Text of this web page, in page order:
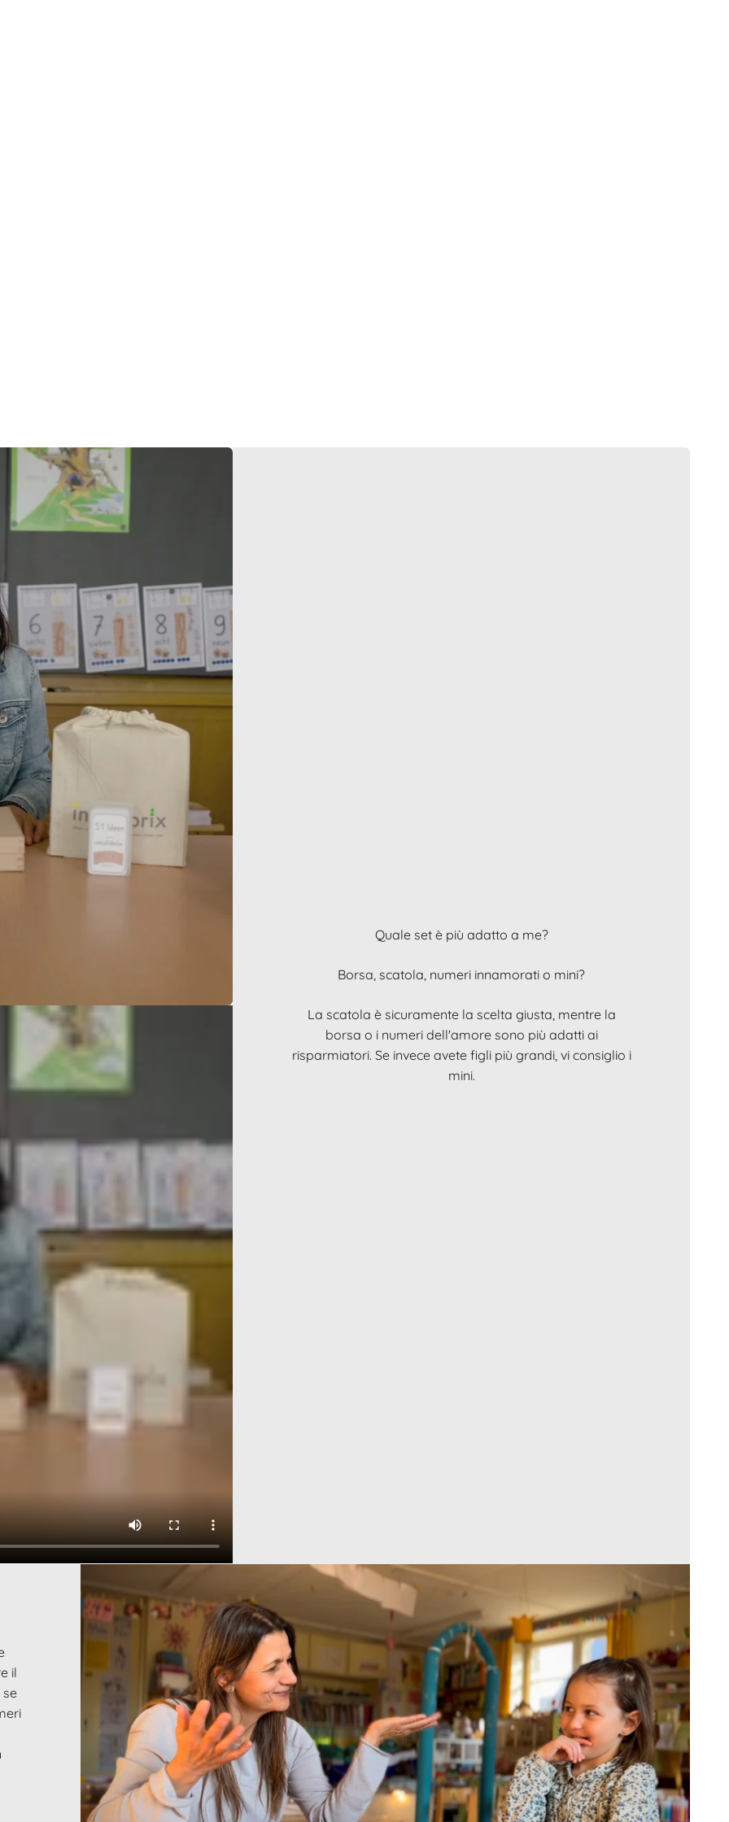
Quale set è più adatto a me?
Borsa, scatola, numeri innamorati o mini?
La scatola è sicuramente la scelta giusta, mentre la
borsa o i numeri dell'amore sono più adatti ai
risparmiatori. Se invece avete figli più grandi, vi consiglio i
mini.
il